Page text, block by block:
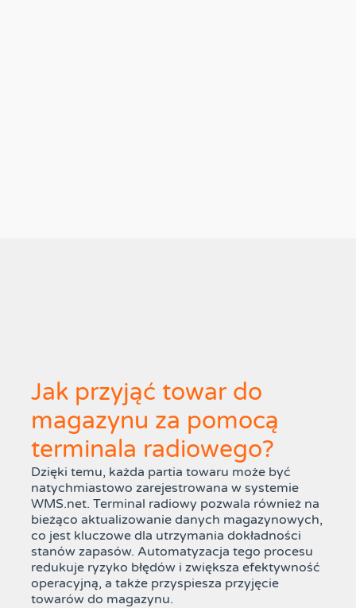
Jak przyjąć towar do
magazynu za pomocą
terminala radiowego?
Dzięki temu, każda partia towaru może być
natychmiastowo zarejestrowana w systemie
WMS.net. Terminal radiowy pozwala również na
bieżąco aktualizowanie danych magazynowych,
co jest kluczowe dla utrzymania dokładności
stanów zapasów. Automatyzacja tego procesu
redukuje ryzyko błędów i zwiększa efektywność
operacyjną, a także przyspiesza przyjęcie
towarów do magazynu.